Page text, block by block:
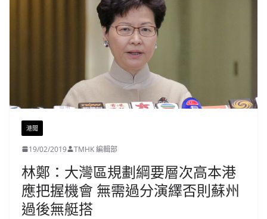
港聞
19/02/2019 TMHK 編輯部
林鄭：大灣區規劃綱要層次高本港
應把握機會 無需過分演繹否則蘇州
過後無艇搭